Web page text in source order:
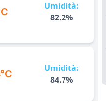
Umidità:
82.2%
Umidità:
84.7%